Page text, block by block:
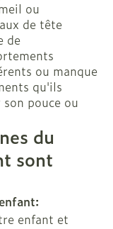
ou
de tête
de
ou manque
qu'ils
pouce ou
du
sont
enfant et